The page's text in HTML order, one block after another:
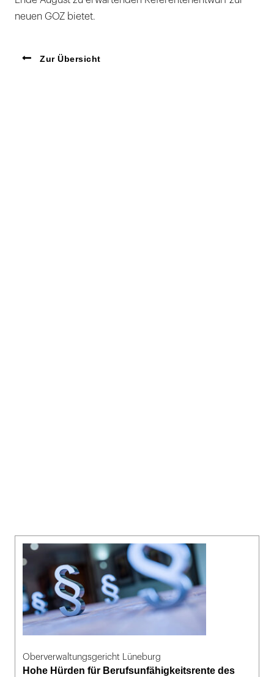
neuen GOZ bietet.
Zur Übersicht
Oberverwaltungsgericht Lüneburg
Hohe Hürden für Berufsunfähigkeitsrente des